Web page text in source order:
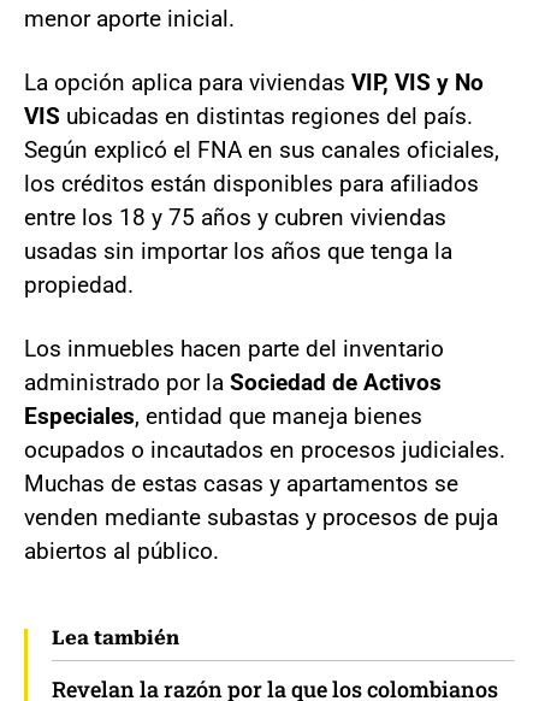
menor aporte inicial.
La opción aplica para viviendas VIP, VIS y No
VIS ubicadas en distintas regiones del país.
Según explicó el FNA en sus canales oficiales,
los créditos están disponibles para afiliados
entre los 18 y 75 años y cubren viviendas
usadas sin importar los años que tenga la
propiedad.
Los inmuebles hacen parte del inventario
administrado por la Sociedad de Activos
Especiales, entidad que maneja bienes
ocupados o incautados en procesos judiciales.
Muchas de estas casas y apartamentos se
venden mediante subastas y procesos de puja
abiertos al público.
Lea también
Revelan la razón por la que los colombianos